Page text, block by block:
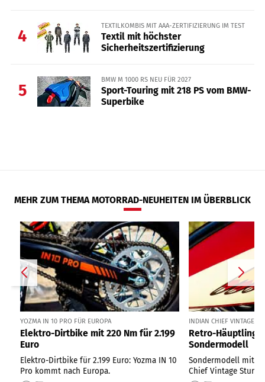
4
TEXTILKOMBIS MIT AAA-ZERTIFIZIERUNG IM TEST
Textil mit höchster
Sicherheitszertifizierung
5
BMW M 1000 RS NEU FÜR 2027
Sport-Touring mit 218 PS vom BMW-
Superbike
MEHR ZUM THEMA MOTORRAD-NEUHEITEN IM ÜBERBLICK
YOZMA IN 10 PRO FÜR EUROPA
Elektro-Dirtbike mit 220 Nm für 2.199
Euro
Elektro-Dirtbike für 2.199 Euro: Yozma IN 10
Pro kommt nach Europa.
INDIAN CHIEF VINTAGE
Retro-Häuptling
Sondermodell
Sondermodell mit
Chief Vintage